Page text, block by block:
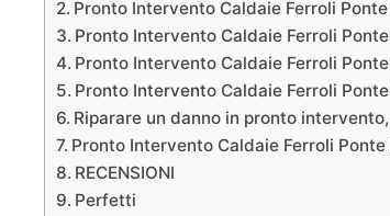
Pronto Intervento Caldaie Ferroli
Pronto Intervento Caldaie Ferroli
Pronto Intervento Caldaie Ferroli
Pronto Intervento Caldaie Ferroli
Riparare un danno in pronto
Pronto Intervento Caldaie Ferroli
RECENSIONI
Perfetti